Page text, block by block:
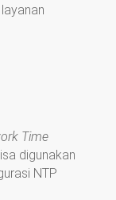
Time
digunakan
NTP